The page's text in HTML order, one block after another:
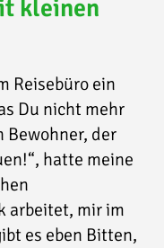
kleinen
Reisebüro ein
Du nicht mehr
Bewohner, der
hatte meine
arbeitet, mir im
es eben Bitten,